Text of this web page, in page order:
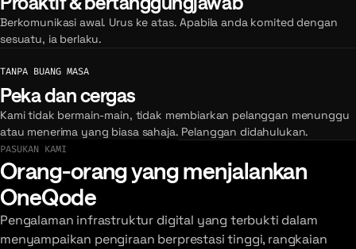
Berkomunikasi awal. Urus ke atas. Apabila anda komited dengan
sesuatu, ia berlaku.
TANPA BUANG MASA
Peka dan cergas
Kami tidak bermain-main, tidak membiarkan pelanggan menunggu
atau menerima yang biasa sahaja. Pelanggan didahulukan.
PASUKAN KAMI
Orang-orang yang menjalankan
OneQode
Pengalaman infrastruktur digital yang terbukti dalam
menyampaikan pengiraan berprestasi tinggi, rangkaian